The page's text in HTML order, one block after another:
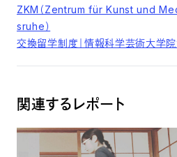
ZKM（Zentrum für Kunst und
sruhe）
交換留学制度｜情報科学芸術大学院
関連するレポート